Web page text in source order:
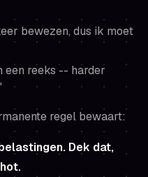
bewezen, dus ik moet
een reeks -- harder
regel bewaart:
Dek dat,